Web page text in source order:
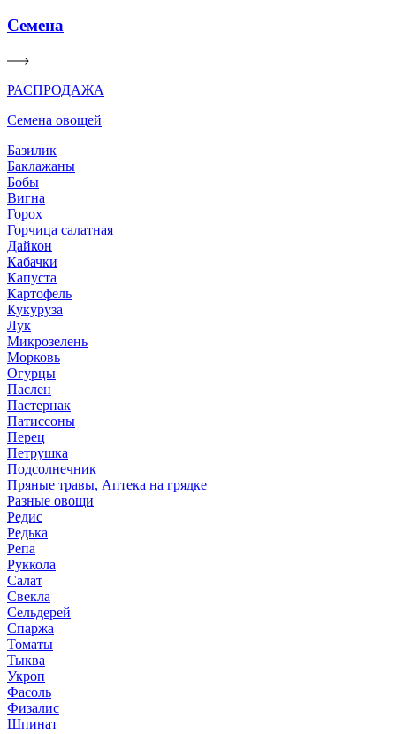
Семена
РАСПРОДАЖА
Семена овощей
Базилик
Баклажаны
Бобы
Вигна
Горох
Горчица салатная
Дайкон
Кабачки
Капуста
Картофель
Кукуруза
Лук
Микрозелень
Морковь
Огурцы
Паслен
Пастернак
Патиссоны
Перец
Петрушка
Подсолнечник
Пряные травы, Аптека на грядке
Разные овощи
Редис
Редька
Репа
Руккола
Салат
Свекла
Сельдерей
Спаржа
Томаты
Тыква
Укроп
Фасоль
Физалис
Шпинат